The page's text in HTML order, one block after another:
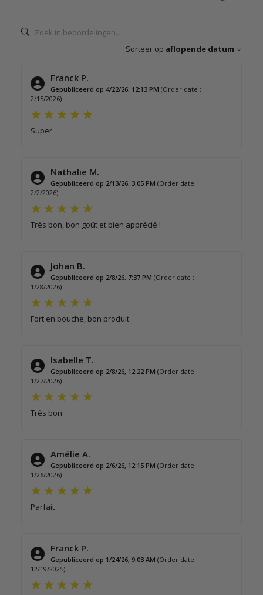
Sorteer op aflopende datum
Franck P.
Gepubliceerd op 4/22/26, 12:13 PM (Order date :
2/15/2026)
Super
Nathalie M.
Gepubliceerd op 2/13/26, 3:05 PM (Order date :
2/2/2026)
Très bon, bon goût et bien apprécié !
Johan B.
Gepubliceerd op 2/8/26, 7:37 PM (Order date :
1/28/2026)
Fort en bouche, bon produit
Isabelle T.
Gepubliceerd op 2/8/26, 12:22 PM (Order date :
1/27/2026)
Très bon
Amélie A.
Gepubliceerd op 2/6/26, 12:15 PM (Order date :
1/26/2026)
Parfait
Franck P.
Gepubliceerd op 1/24/26, 9:03 AM (Order date :
12/19/2025)